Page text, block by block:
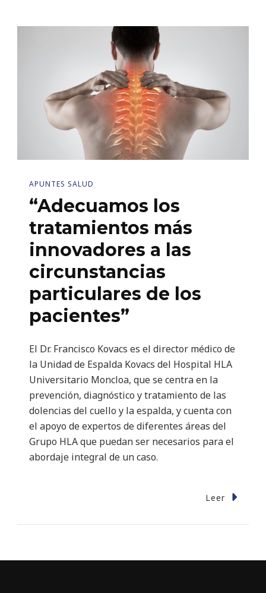
APUNTES SALUD
“Adecuamos los
tratamientos más
innovadores a las
circunstancias
particulares de los
pacientes”
El Dr. Francisco Kovacs es el director médico de
la Unidad de Espalda Kovacs del Hospital HLA
Universitario Moncloa, que se centra en la
prevención, diagnóstico y tratamiento de las
dolencias del cuello y la espalda, y cuenta con
el apoyo de expertos de diferentes áreas del
Grupo HLA que puedan ser necesarios para el
abordaje integral de un caso.
Leer